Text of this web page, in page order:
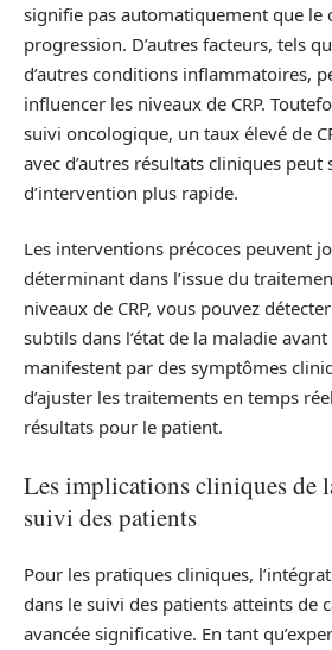
signifie pas automatiquement que le
progression. D’autres facteurs, tels
d’autres conditions inflammatoires,
influencer les niveaux de CRP.
suivi oncologique, un taux élevé de
avec d’autres résultats cliniques
d’intervention plus rapide.
Les interventions précoces peuvent
déterminant dans l’issue du
niveaux de CRP, vous pouvez
subtils dans l’état de la maladie avant
manifestent par des symptômes
d’ajuster les traitements en temps
résultats pour le patient.
Les implications cliniques de
suivi des patients
Pour les pratiques cliniques,
dans le suivi des patients atteints de
avancée significative. En tant